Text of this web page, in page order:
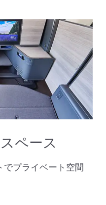
ペース
でプライベート空間